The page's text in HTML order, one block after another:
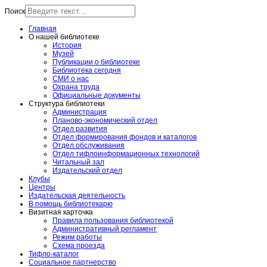
Поиск
Главная
О нашей библиотеке
История
Музей
Публикации о библиотеке
Библиотека сегодня
СМИ о нас
Охрана труда
Официальные документы
Структура библиотеки
Администрация
Планово-экономический отдел
Отдел развития
Отдел формирования фондов и каталогов
Отдел обслуживания
Отдел тифлоинформационных технологий
Читальный зал
Издательский отдел
Клубы
Центры
Издательская деятельность
В помощь библиотекарю
Визитная карточка
Правила пользования библиотекой
Административный регламент
Режим работы
Схема проезда
Тифло-каталог
Социальное партнерство